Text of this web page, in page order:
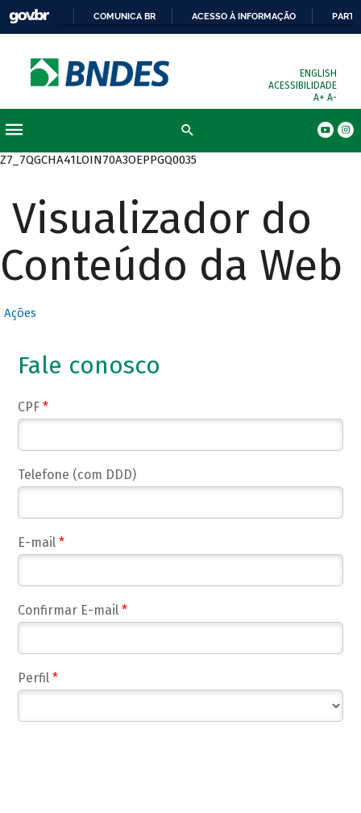
COMUNICA BR ACESSO À INFORMAÇÃO
ENGLISH
ACESSIBILIDADE
A+ A-
Z7_7QGCHA41LOIN70A3OEPPGQ0035
Visualizador do
Conteúdo da Web
Ações
Fale conosco
CPF*
Telefone (com DDD)
E-mail*
Confirmar E-mail*
Perfil*